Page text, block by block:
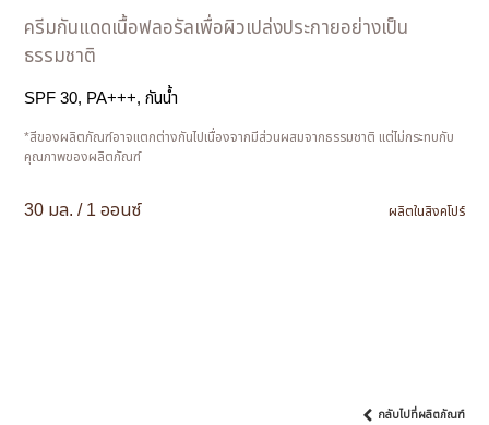
ครีมกันแดดเนื้อฟลอรัลเพื่อผิวเปล่งประกายอย่างเป็น
ธรรมชาติ
SPF 30, PA+++, กันน้ำ
*สีของผลิตภัณฑ์อาจแตกต่างกันไปเนื่องจากมีส่วนผสมจากธรรมชาติ แต่ไม่กระทบกับ
คุณภาพของผลิตภัณฑ์
30 มล. / 1 ออนซ์ ผลิตในสิงคโปร์
กลับไปที่ผลิตภัณฑ์